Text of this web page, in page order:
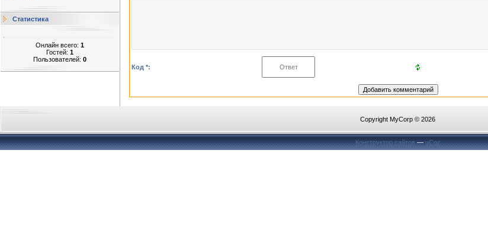
Статистика
Онлайн всего: 1
Гостей: 1
Пользователей: 0
Код *:
Copyright MyCorp © 2026
Конструктор сайтов—uCoz